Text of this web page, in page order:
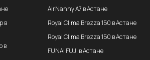
в
в
AirNanny A7 в Астане
Royal Clima Brezza 150 в Астане
Royal Clima Brezza 150 в Астане
FUNAI FUJI в Астане